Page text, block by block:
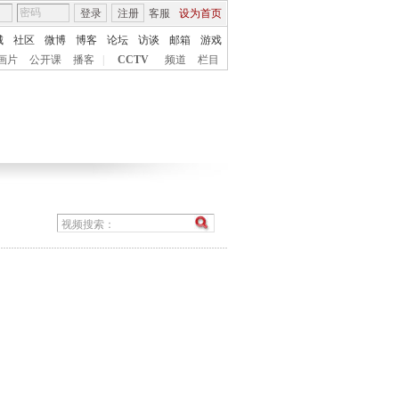
客服 设为首页
登录 注册
社区 微博 博客 论坛 访谈 邮箱
游戏
片
公开课 播客 CCTV 频道 栏目